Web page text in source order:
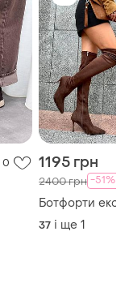
0 1195 грн
2400 грн -51%
Ботфорти еко
37 і ще 1